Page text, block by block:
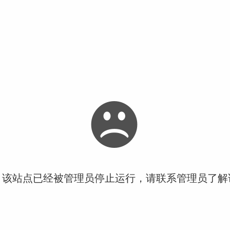
站点已经被管理员停止运行，请联系管理员了